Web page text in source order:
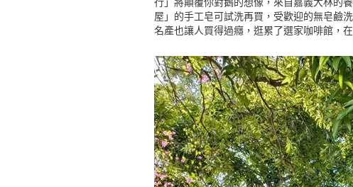
行」將顛覆你對鵝的想像，來自嘉義大林的
屋」的手工皂可試洗再買，受歡迎的無皂鹼
名產也讓人買得過癮，逛累了選家咖啡館，